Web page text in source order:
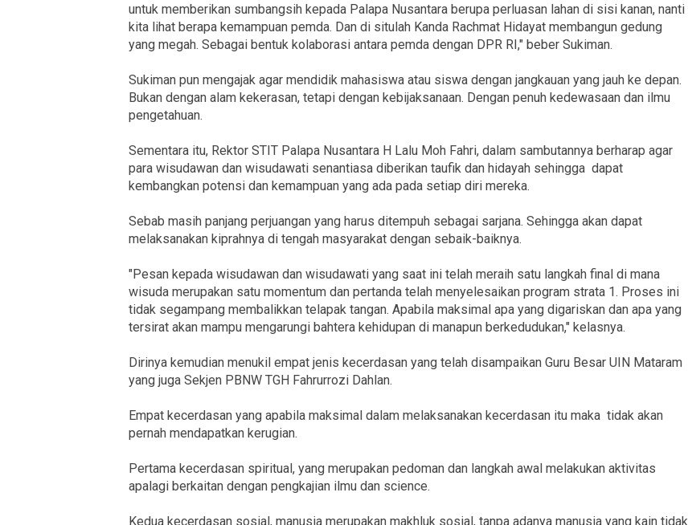
untuk memberikan sumbangsih kepada Palapa Nusantara berupa perluasan lahan di sisi kanan, nanti
kita lihat berapa kemampuan pemda. Dan di situlah Kanda Rachmat Hidayat membangun gedung
yang megah. Sebagai bentuk kolaborasi antara pemda dengan DPR RI," beber Sukiman.
Sukiman pun mengajak agar mendidik mahasiswa atau siswa dengan jangkauan yang jauh ke depan.
Bukan dengan alam kekerasan, tetapi dengan kebijaksanaan. Dengan penuh kedewasaan dan ilmu
pengetahuan.
Sementara itu, Rektor STIT Palapa Nusantara H Lalu Moh Fahri, dalam sambutannya berharap agar
para wisudawan dan wisudawati senantiasa diberikan taufik dan hidayah sehingga dapat
kembangkan potensi dan kemampuan yang ada pada setiap diri mereka.
Sebab masih panjang perjuangan yang harus ditempuh sebagai sarjana. Sehingga akan dapat
melaksanakan kiprahnya di tengah masyarakat dengan sebaik-baiknya.
"Pesan kepada wisudawan dan wisudawati yang saat ini telah meraih satu langkah final di mana
wisuda merupakan satu momentum dan pertanda telah menyelesaikan program strata 1. Proses ini
tidak segampang membalikkan telapak tangan. Apabila maksimal apa yang digariskan dan apa yang
tersirat akan mampu mengarungi bahtera kehidupan di manapun berkedudukan," kelasnya.
Dirinya kemudian menukil empat jenis kecerdasan yang telah disampaikan Guru Besar UIN Mataram
yang juga Sekjen PBNW TGH Fahrurrozi Dahlan.
Empat kecerdasan yang apabila maksimal dalam melaksanakan kecerdasan itu maka tidak akan
pernah mendapatkan kerugian.
Pertama kecerdasan spiritual, yang merupakan pedoman dan langkah awal melakukan aktivitas
apalagi berkaitan dengan pengkajian ilmu dan science.
Kedua kecerdasan sosial, manusia merupakan makhluk sosial, tanpa adanya manusia yang kain tidak